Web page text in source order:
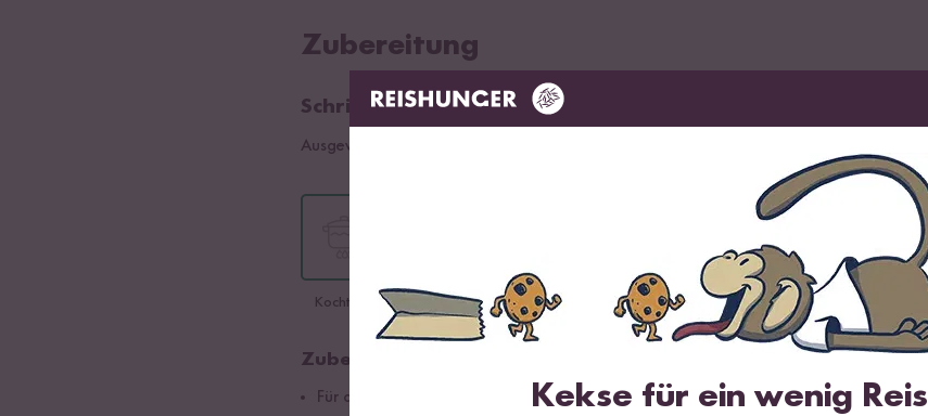
Zubereitung
Schritt 01
Ausgewählte Sorte:
Kochtopf
Zubereitung im Kochtopf:
Für die Zubereitung Milchreis in einen Kochtopf geben.Kekse für ein wenig Reis